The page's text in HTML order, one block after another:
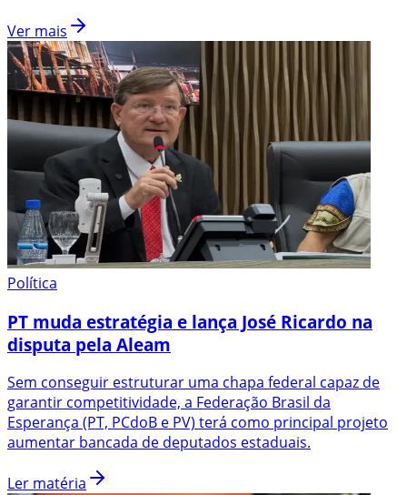
Ver mais
Política
PT muda estratégia e lança José Ricardo na
disputa pela Aleam
Sem conseguir estruturar uma chapa federal capaz de
garantir competitividade, a Federação Brasil da
Esperança (PT, PCdoB e PV) terá como principal projeto
aumentar bancada de deputados estaduais.
Ler matéria